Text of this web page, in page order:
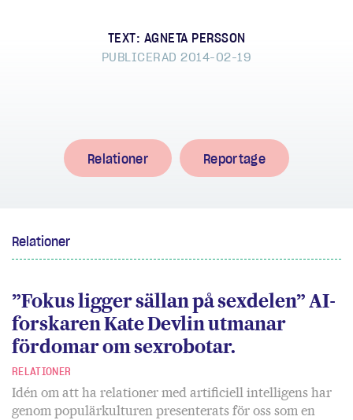
TEXT: AGNETA PERSSON
PUBLICERAD 2014-02-19
Relationer Reportage
Relationer
”Fokus ligger sällan på sexdelen” AI-
forskaren Kate Devlin utmanar
fördomar om sexrobotar.
RELATIONER
Idén om att ha relationer med artificiell intelligens har
genom populärkulturen presenterats för oss som en